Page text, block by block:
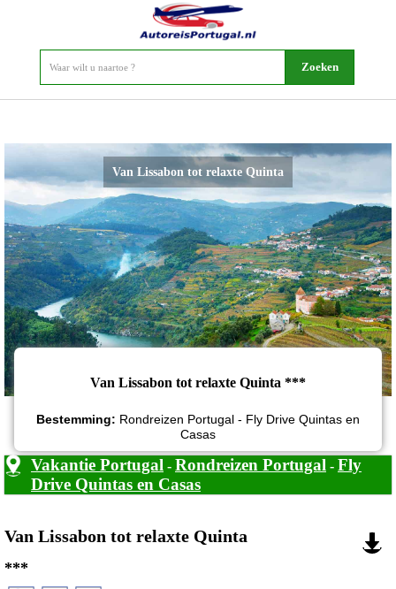
Van Lissabon tot relaxte Quinta
Van Lissabon tot relaxte Quinta ***
Bestemming: Rondreizen Portugal - Fly Drive Quintas en
Casas
Vakantie Portugal - Rondreizen Portugal - Fly
Drive Quintas en Casas
Van Lissabon tot relaxte Quinta
***